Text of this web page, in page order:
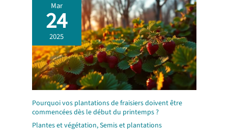
Mar
24
2025
Pourquoi vos plantations de fraisiers doivent être
commencées dès le début du printemps ?
Plantes et végétation,Semis et plantations